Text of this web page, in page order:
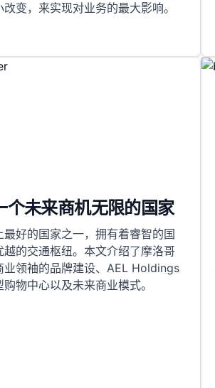
变，来实现对业务的最大影响。
个未来商机无限的国家
最好的国家之一，拥有着睿智的国
越的交通枢纽。本文介绍了摩洛哥
业领袖的品牌建设、AEL Holdings
物中心以及未来商业模式。